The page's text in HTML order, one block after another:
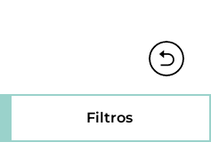
Filtros